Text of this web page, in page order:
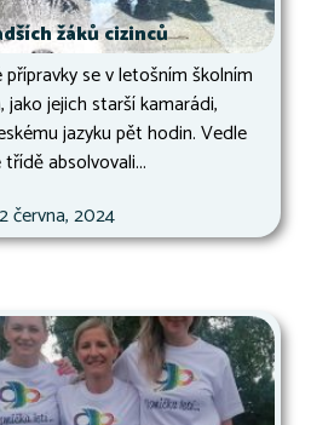
žáků cizinců
se v letošním školním
jejich starší kamarádi,
jazyku pět hodin. Vedle
absolvovali...
června, 2024